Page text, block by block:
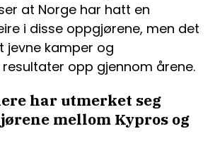
at Norge har hatt en
i disse oppgjørene, men det
kamper og
opp gjennom årene.
har utmerket seg
mellom Kypros og